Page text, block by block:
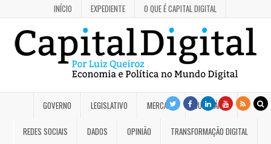
INÍCIO EXPEDIENTE O QUE É CAPITAL DIGITAL
GOVERNO LEGISLATIVO MERCADO JUDICIÁRIO
REDES SOCIAIS DADOS OPINIÃO TRANSFORMAÇÃO DIGITAL